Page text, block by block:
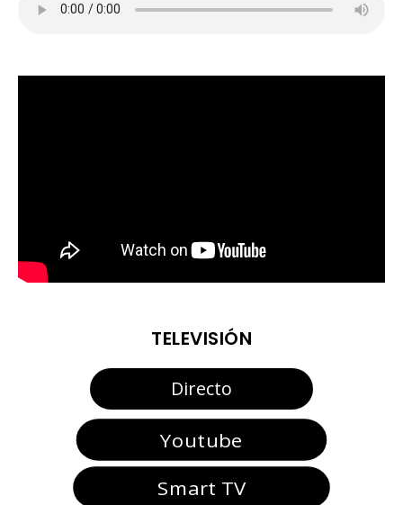
TELEVISIÓN
Directo
Youtube
Smart TV